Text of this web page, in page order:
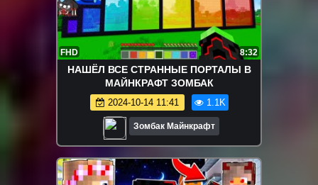
FHD 8:32
НАШЁЛ ВСЕ СТРАННЫЕ ПОРТАЛЫ В
МАЙНКРАФТ ЗОМБАК
2024-10-14 11:41 1.1K
Зомбак Майнкрафт